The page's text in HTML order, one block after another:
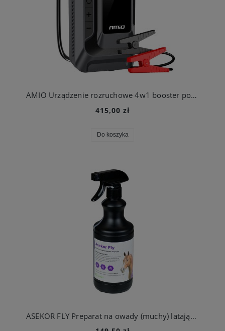
AMIO Urządzenie rozruchowe 4w1 booster powerbank kompresor latarka LED 12V 12Ah 1600A
415,00 zł
Do koszyka
ASEKOR FLY Preparat na owady (muchy) latające i biegające, zapach lawendowy, 750 ml